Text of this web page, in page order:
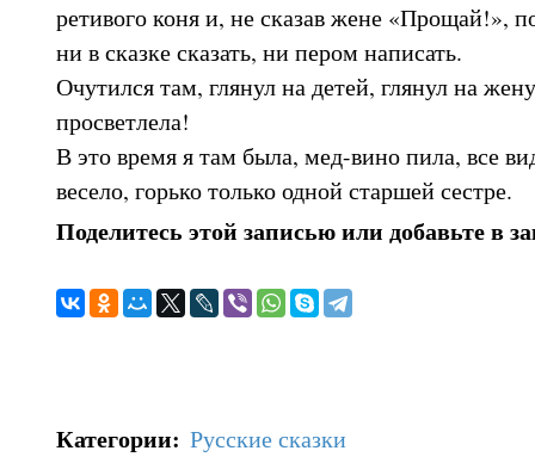
ретивого коня и, не сказав жене «Прощай!»,
ни в сказке сказать, ни пером написать.
Очутился там, глянул на детей, глянул на
просветлела!
В это время я там была, мед-вино пила, все
весело, горько только одной старшей сестре.
Поделитесь этой записью или добавьте в
Категории: Русские сказки